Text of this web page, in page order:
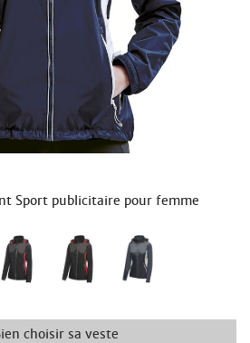
Sport publicitaire pour femme
choisir sa veste